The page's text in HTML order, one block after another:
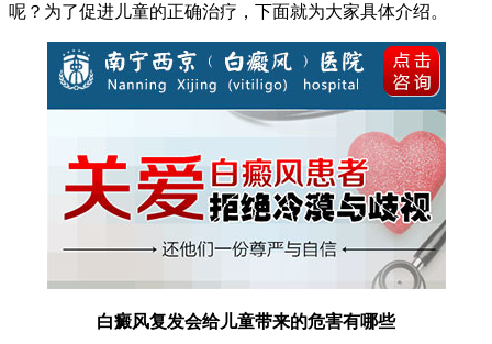
呢？为了促进儿童的正确治疗，下面就为大家具体介绍。
白癜风复发会给儿童带来的危害有哪些